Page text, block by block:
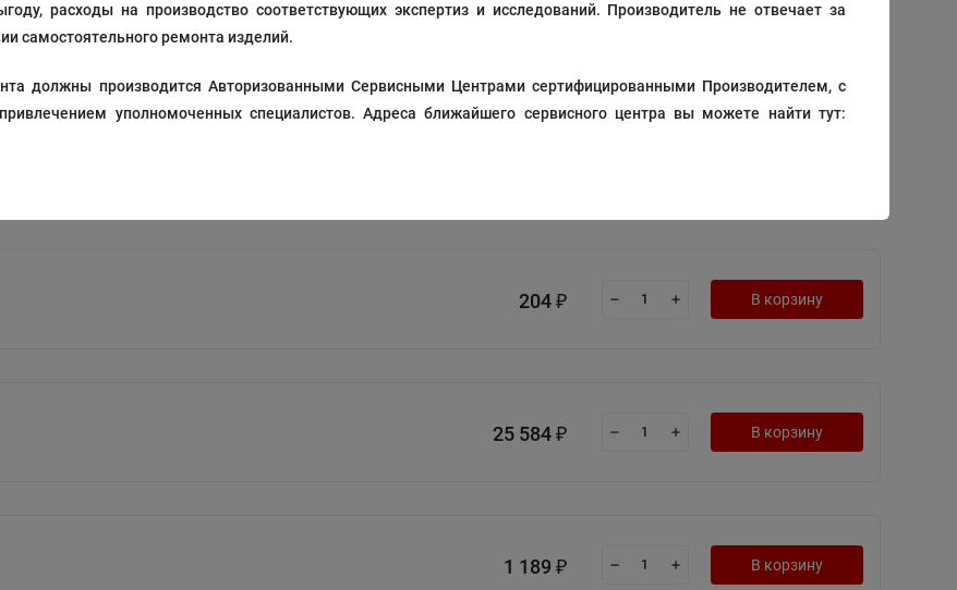
расходы на производство соответствующих экспертиз и исследований. Производитель не отвечает за
самостоятельного ремонта изделий.
должны производится Авторизованными Сервисными Центрами сертифицированными Производителем, с
уполномоченных специалистов. Адреса ближайшего сервисного центра вы можете найти тут:
204 ₽ В корзину
25 584 ₽ В корзину
1 189 ₽ В корзину